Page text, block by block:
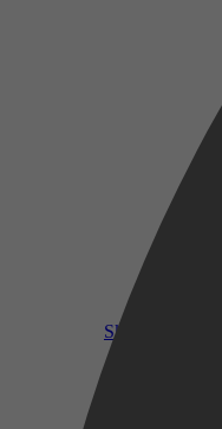
SkyShowtime